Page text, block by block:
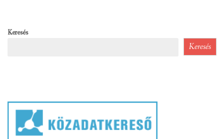
Keresés
Keresés